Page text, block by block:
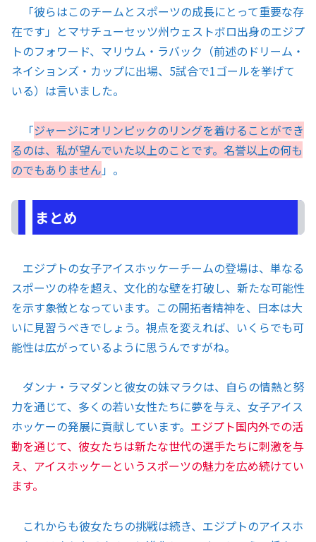
「彼らはこのチームとスポーツの成長にとって重要な存
在です」とマサチューセッツ州ウェストボロ出身のエジプ
トのフォワード、マリウム・ラバック（前述のドリーム・
ネイションズ・カップに出場、5試合で1ゴールを挙げて
いる）は言いました。
「ジャージにオリンピックのリングを着けることができ
るのは、私が望んでいた以上のことです。名誉以上の何も
のでもありません」。
まとめ
エジプトの女子アイスホッケーチームの登場は、単なる
スポーツの枠を超え、文化的な壁を打破し、新たな可能性
を示す象徴となっています。この開拓者精神を、日本は大
いに見習うべきでしょう。視点を変えれば、いくらでも可
能性は広がっているように思うんですがね。
ダンナ・ラマダンと彼女の妹マラクは、自らの情熱と努
力を通じて、多くの若い女性たちに夢を与え、女子アイス
ホッケーの発展に貢献しています。 エジプト国内外での活
動を通じて、彼女たちは新たな世代の選手たちに刺激を与
え、アイスホッケーというスポーツの魅力を広め続けてい
ます。
これからも彼女たちの挑戦は続き、エジプトのアイスホ